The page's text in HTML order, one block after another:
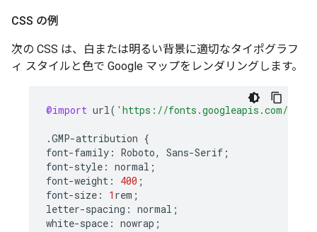
CSS の例
次の CSS は、白または明るい背景に適切なタイポグラフ
ィ スタイルと色で Google マップをレンダリングします。
@import url( 'https://fonts.googleapis.com/
.GMP-attribution {
font-family : Roboto, Sans-Serif ;
font-style : normal ;
font-weight : 400 ;
font-size : 1 rem ;
letter-spacing : normal ;
white-space : nowrap ;